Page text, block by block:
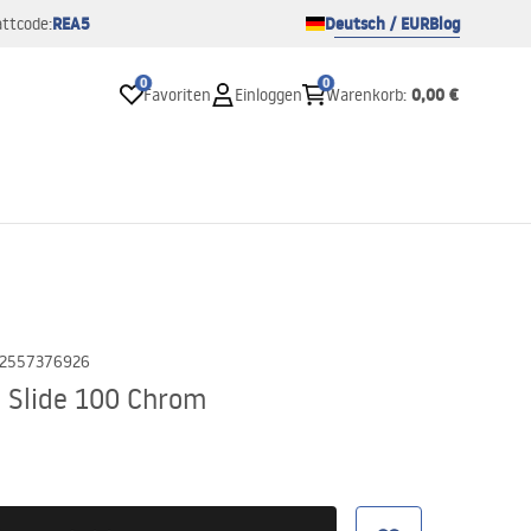
REA5 Deutsch / EURBlog
0
Favoriten Einloggen
0
Warenkorb: 0,00 €
100 Chrom